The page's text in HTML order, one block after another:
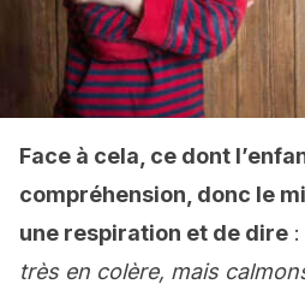
Face à cela, ce dont
compréhension, donc le
une respiration et de dire :
très en colère, mais